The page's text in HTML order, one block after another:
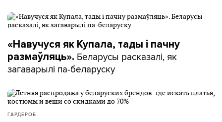
«Навучуся як Купала, тады і пачну
размаўляць». Беларусы расказалі, як
загаварылі па-беларуску
ГАРДЕРОБ